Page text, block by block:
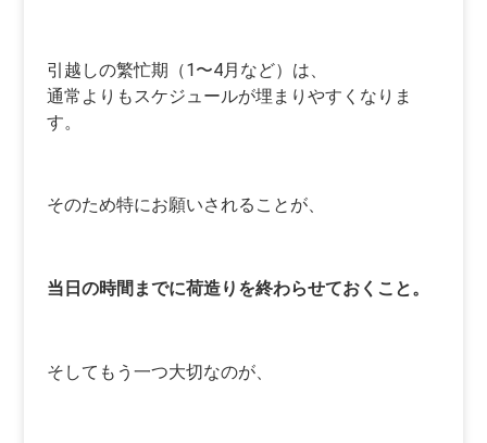
引越しの繁忙期（1〜4月など）は、
通常よりもスケジュールが埋まりやすくなりま
す。
そのため特にお願いされることが、
当日の時間までに荷造りを終わらせておくこと。
そしてもう一つ大切なのが、